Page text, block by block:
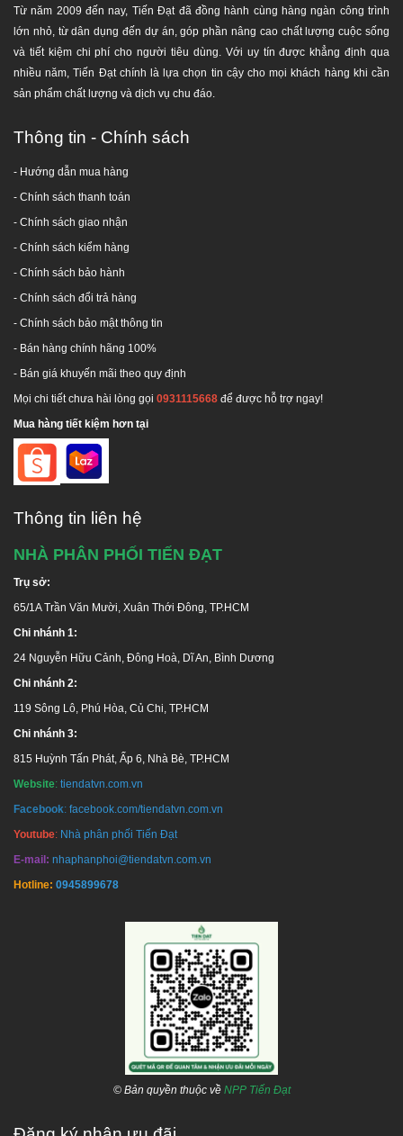
Từ năm 2009 đến nay, Tiến Đạt đã đồng hành cùng hàng ngàn công trình
lớn nhỏ, từ dân dụng đến dự án, góp phần nâng cao chất lượng cuộc sống
và tiết kiệm chi phí cho người tiêu dùng. Với uy tín được khẳng định qua
nhiều năm, Tiến Đạt chính là lựa chọn tin cậy cho mọi khách hàng khi cần
sản phẩm chất lượng và dịch vụ chu đáo.
Thông tin - Chính sách
- Hướng dẫn mua hàng
- Chính sách thanh toán
- Chính sách giao nhận
- Chính sách kiểm hàng
- Chính sách bảo hành
- Chính sách đổi trả hàng
- Chính sách bảo mật thông tin
- Bán hàng chính hãng 100%
- Bán giá khuyến mãi theo quy định
Mọi chi tiết chưa hài lòng gọi 0931115668 để được hỗ trợ ngay!
Mua hàng tiết kiệm hơn tại
Thông tin liên hệ
NHÀ PHÂN PHỐI TIẾN ĐẠT
Trụ sở:
65/1A Trần Văn Mười, Xuân Thới Đông, TP.HCM
Chi nhánh 1:
24 Nguyễn Hữu Cảnh, Đông Hoà, Dĩ An, Bình Dương
Chi nhánh 2:
119 Sông Lô, Phú Hòa, Củ Chi, TP.HCM
Chi nhánh 3:
815 Huỳnh Tấn Phát, Ấp 6, Nhà Bè, TP.HCM
Website: tiendatvn.com.vn
Facebook: facebook.com/tiendatvn.com.vn
Youtube: Nhà phân phối Tiến Đạt
E-mail: nhaphanphoi@tiendatvn.com.vn
Hotline: 0945899678
© Bản quyền thuộc về NPP Tiến Đạt